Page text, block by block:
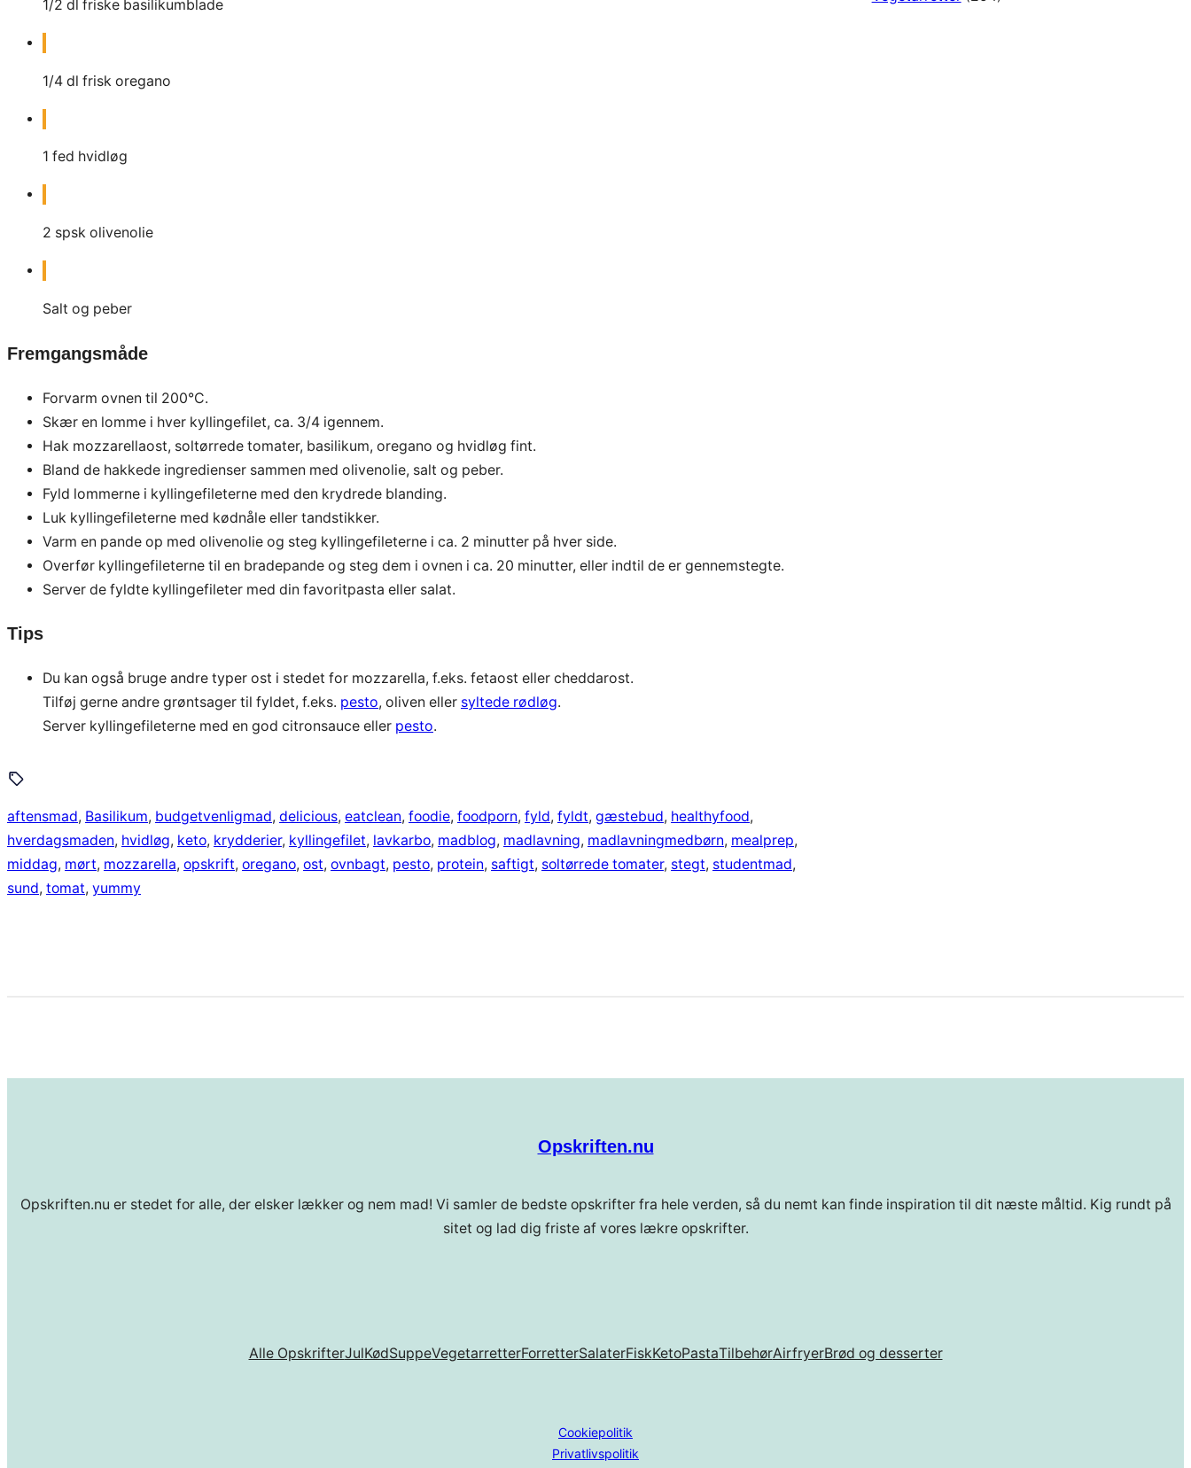
1/2 dl friske basilikumblade
1/4 dl frisk oregano
1 fed hvidløg
2 spsk olivenolie
Salt og peber
Fremgangsmåde
Forvarm ovnen til 200°C.
Skær en lomme i hver kyllingefilet, ca. 3/4 igennem.
Hak mozzarellaost, soltørrede tomater, basilikum, oregano og hvidløg fint.
Bland de hakkede ingredienser sammen med olivenolie, salt og peber.
Fyld lommerne i kyllingefileterne med den krydrede blanding.
Luk kyllingefileterne med kødnåle eller tandstikker.
Varm en pande op med olivenolie og steg kyllingefileterne i ca. 2 minutter på hver side.
Overfør kyllingefileterne til en bradepande og steg dem i ovnen i ca. 20 minutter, eller indtil de er gennemstegte.
Server de fyldte kyllingefileter med din favoritpasta eller salat.
Tips
Du kan også bruge andre typer ost i stedet for mozzarella, f.eks. fetaost eller cheddarost.
Tilføj gerne andre grøntsager til fyldet, f.eks. pesto, oliven eller syltede rødløg.
Server kyllingefileterne med en god citronsauce eller pesto.
aftensmad, Basilikum, budgetvenligmad, delicious, eatclean, foodie, foodporn, fyld, fyldt, gæstebud, healthyfood
hverdagsmaden, hvidløg, keto, krydderier, kyllingefilet, lavkarbo, madblog, madlavning, madlavningmedbørn, mealprep
middag, mørt, mozzarella, opskrift, oregano, ost, ovnbagt, pesto, protein, saftigt, soltørrede tomater, stegt, studentmad
sund, tomat, yummy
Opskriften.nu
Opskriften.nu er stedet for alle, der elsker lækker og nem mad! Vi samler de bedste opskrifter fra hele verden, så du nemt kan finde inspiration til dit næste måltid. Kig rundt på
sitet og lad dig friste af vores lækre opskrifter.
Alle OpskrifterJulKødSuppeVegetarretterForretterSalaterFiskKetoPastaTilbehørAirfryerBrød og desserter
Cookiepolitik
Privatlivspolitik